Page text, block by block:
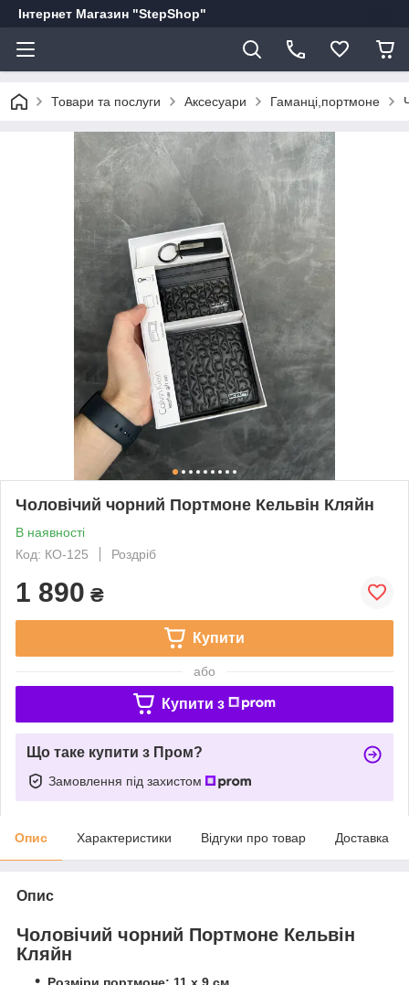
Інтернет Магазин "StepShop"
Товари та послуги Аксесуари Гаманці,портмоне
Чоловічий чорний Портмоне Кельвін Кляйн
В наявності
Код: КО-125
Роздріб
1 890 ₴
Купити
або
Купити з
Що таке купити з Пром?
Замовлення під захистом
Опис Характеристики Відгуки про товар Доставка
Опис
Чоловічий чорний Портмоне Кельвін
Кляйн
Розміри портмоне: 11 х 9 см